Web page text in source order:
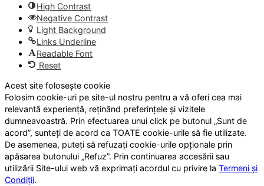
High Contrast
Negative Contrast
Light Background
Links Underline
Readable Font
Reset
Acest site folosește cookie
Folosim cookie-uri pe site-ul nostru pentru a vă oferi cea mai
relevantă experiență, reținând preferințele și vizitele
dumneavoastră. Prin efectuarea unui click pe butonul „Sunt de
acord”, sunteți de acord ca TOATE cookie-urile să fie utilizate.
De asemenea, puteți să refuzați cookie-urile opționale prin
apăsarea butonului „Refuz”. Prin continuarea accesării sau
utilizării Site-ului web vă exprimați acordul cu privire la Termeni și
Condiții.